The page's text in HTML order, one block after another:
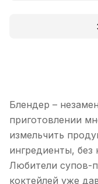
Блендер –
приготовлении
измельчить
ингредиенты, без
Любители супов-
коктейлей уже